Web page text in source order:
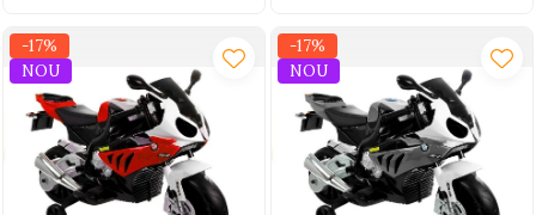
-17%
NOU
-17%
NOU